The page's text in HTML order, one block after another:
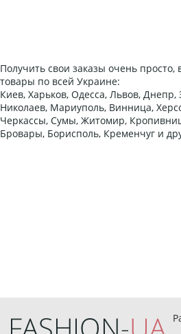
Получить свои заказы очень
товары по всей Украине:
Киев, Харьков, Одесса, Львов,
Николаев, Мариуполь, Винница,
Черкассы, Сумы, Житомир,
Бровары, Борисполь, Кременчуг и